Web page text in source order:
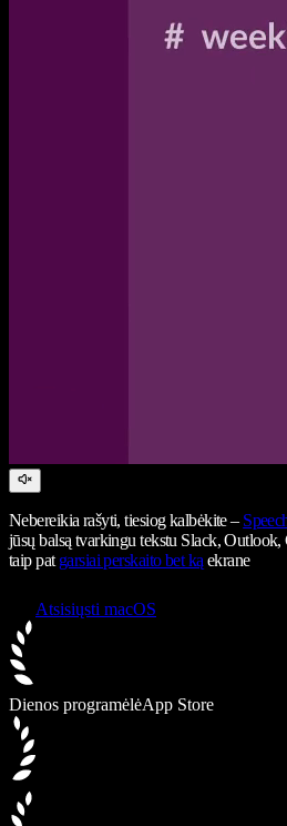
Nebereikia rašyti, tiesiog kalbėkite –
jūsų balsą tvarkingu tekstu Slack, Outlook,
taip pat garsiai perskaito bet ką ekrane
Atsisiųsti macOS
Dienos programėlėApp Store